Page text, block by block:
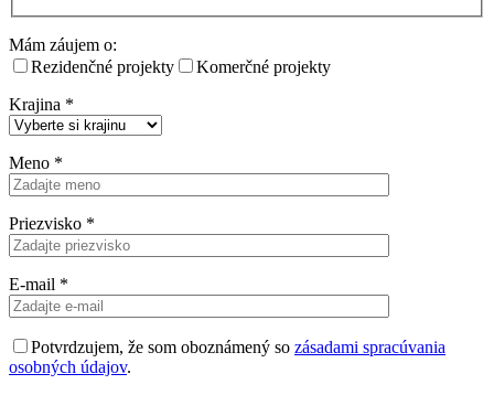
Mám záujem o:
Rezidenčné projekty
Komerčné projekty
Krajina *
Meno *
Priezvisko *
E-mail *
Potvrdzujem, že som oboznámený so zásadami spracúvania
osobných údajov.